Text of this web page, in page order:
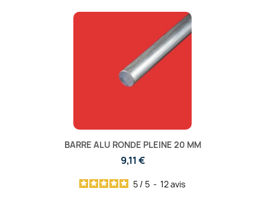
BARRE ALU RONDE PLEINE 20 MM
9,11 €
5 / 5 - 12avis